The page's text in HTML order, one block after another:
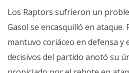
Los Raptors sufrieron un
Gasol se encasquilló en ataque.
mantuvo coriáceo en defensa y
decisivos del partido anotó su